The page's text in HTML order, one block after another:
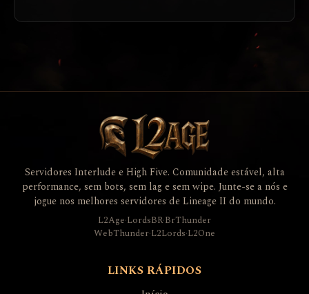
Servidores Interlude e High Five. Comunidade estável, alta
performance, sem bots, sem lag e sem wipe. Junte-se a nós e
jogue nos melhores servidores de Lineage II do mundo.
L2Age·LordsBR·BrThunder
WebThunder·L2Lords·L2One
LINKS RÁPIDOS